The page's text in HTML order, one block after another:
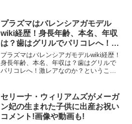
プラズマはバレンシアガモデル
wiki経歴！身長年齢、本名、年収
は？歯はグリルでパリコレへ！激
レア？
プラズマはバレンシアガモデルwiki経歴！
身長年齢、本名、年収は？歯はグリルで
パリコレへ！激レアなのか？ということ
ないことを体験した方を紹介します。ま
さにその方のことを...
セリーナ・ウィリアムズがメーガ
ン妃の生まれた子供に出産お祝い
コメント!画像や動画も!